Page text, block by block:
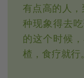
有点高的人
种现象得去
的这个时候
楂，食疗就行。